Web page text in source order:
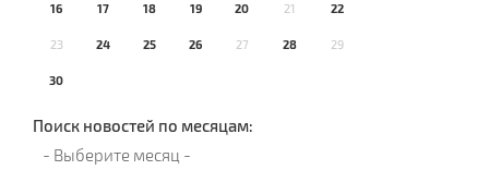
16 17 18 19 20 21 22
23 24 25 26 27 28 29
30
Поиск новостей по месяцам: